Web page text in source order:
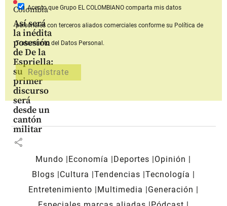
Colombia
Así será
la inédita
posesión
de De la
Espriella:
su
primer
discurso
será
desde un
cantón
militar
share
Acepto que Grupo EL COLOMBIANOcomparta mis datos
personales con terceros aliados comerciales conforme su Política de
Tratamiento del Datos Personal.
Mundo Economía Deportes
Opinión
Blogs
Cultura Tendencias Tecnología
Entretenimiento
Multimedia
Generación